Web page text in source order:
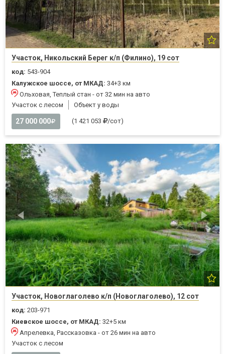
Участок, Никольский Берег к/п (Филино), 19 сот
код: 543-904
Калужское шоссе, от МКАД: 34+3 км
Ольховая, Теплый стан - от 32 мин на авто
Участок с лесом
Объект у воды
27 000 000 (1 421 053 /сот)
Участок, Новоглаголево к/п (Новоглаголево), 12 сот
код: 203-971
Киевское шоссе, от МКАД: 32+5 км
Апрелевка, Рассказовка - от 26 мин на авто
Участок с лесом